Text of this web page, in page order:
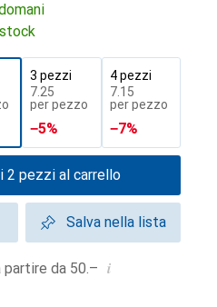
3 pezzi
CHF
7.25
per pezzo
−5%
4 pezzi
CHF
7.15
per pezzo
−7%
2 pezzi al carrello
Salva nella lista
partire da 50.– i